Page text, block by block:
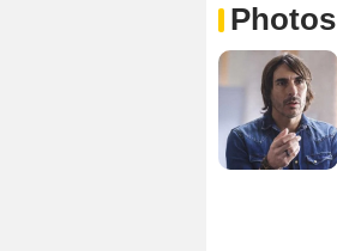
Photos